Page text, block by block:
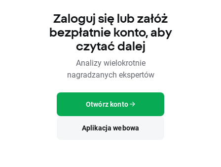
Zaloguj się lub załóż
bezpłatnie konto, aby
czytać dalej
Analizy wielokrotnie
nagradzanych ekspertów
Otwórz konto
Aplikacja webowa